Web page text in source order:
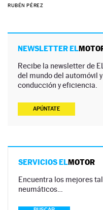
RUBÉN PÉREZ
NEWSLETTER EL
Recibe la newsletter de
del mundo del automóvil
conducción y eficiencia.
APÚNTATE
SERVICIOS ELMOTOR
Encuentra los mejores
neumáticos…